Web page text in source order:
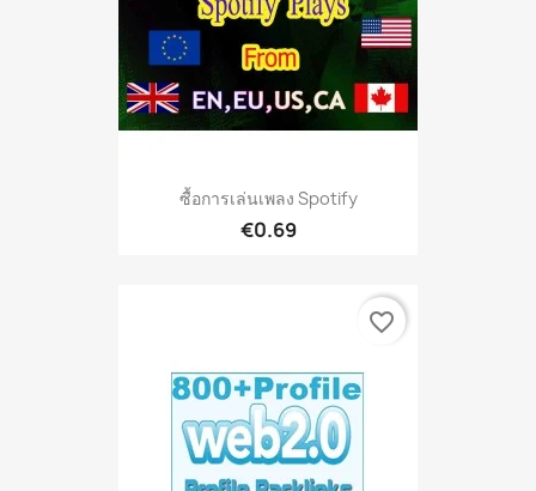
ซื้อการเล่นเพลง Spotify
€0.69
favorite_border